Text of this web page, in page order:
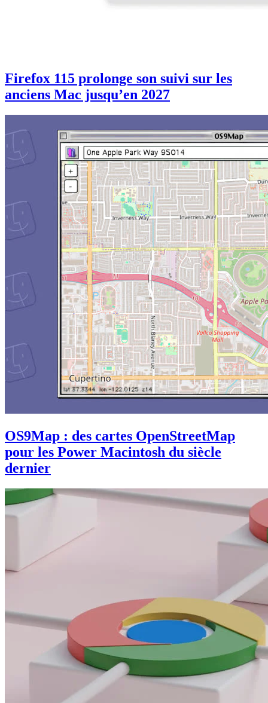
Firefox 115 prolonge son suivi sur les
anciens Mac jusqu’en 2027
OS9Map : des cartes OpenStreetMap
pour les Power Macintosh du siècle
dernier